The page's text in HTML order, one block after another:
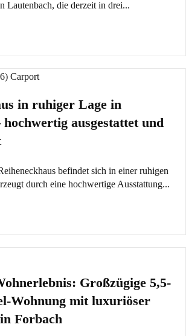
Lautenbach, die derzeit in drei...
in ruhiger Lage in
hochwertig ausgestattet und
befindet sich in einer ruhigen
durch eine hochwertige Ausstattung...
Großzügige 5,5-
Wohnung mit luxuriöser
Forbach